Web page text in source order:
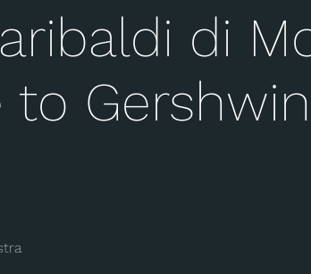
di
to Gershwin
Teatro Massimo Bellini's Orchestra